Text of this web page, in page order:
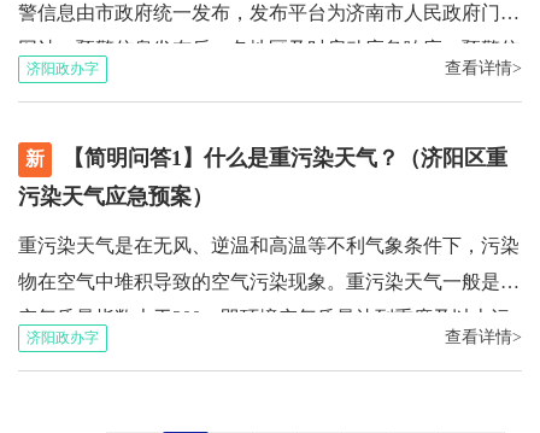
警信息由市政府统一发布，发布平台为济南市人民政府门户
网站。预警信息发布后，各地区及时启动应急响应。预警信
号根据污染不同程度，由低到高分为黄色、橙色、红色预
根据污染情况变化，科学研判，调整预警等级，响应措施也
根据预警等级实时调整。预警解除后，响应自动终止。
济阳政办字 查看详情>
新
【简明问答1】什么是重污染天气？（济阳区重
污染天气应急预案）
重污染天气是在无风、逆温和高温等不利气象条件下，污染
物在空气中堆积导致的空气污染现象。重污染天气一般是指
空气质量指数大于200，即环境空气质量达到重度及以上污
染程度的空气污染现象。以PM2.5为首要污染物的重污染天
济阳政办字 查看详情>